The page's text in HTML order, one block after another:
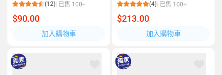
(12) 已售 100+
$90.00
加入購物車
(4) 已售 100+
$213.00
加入購物車